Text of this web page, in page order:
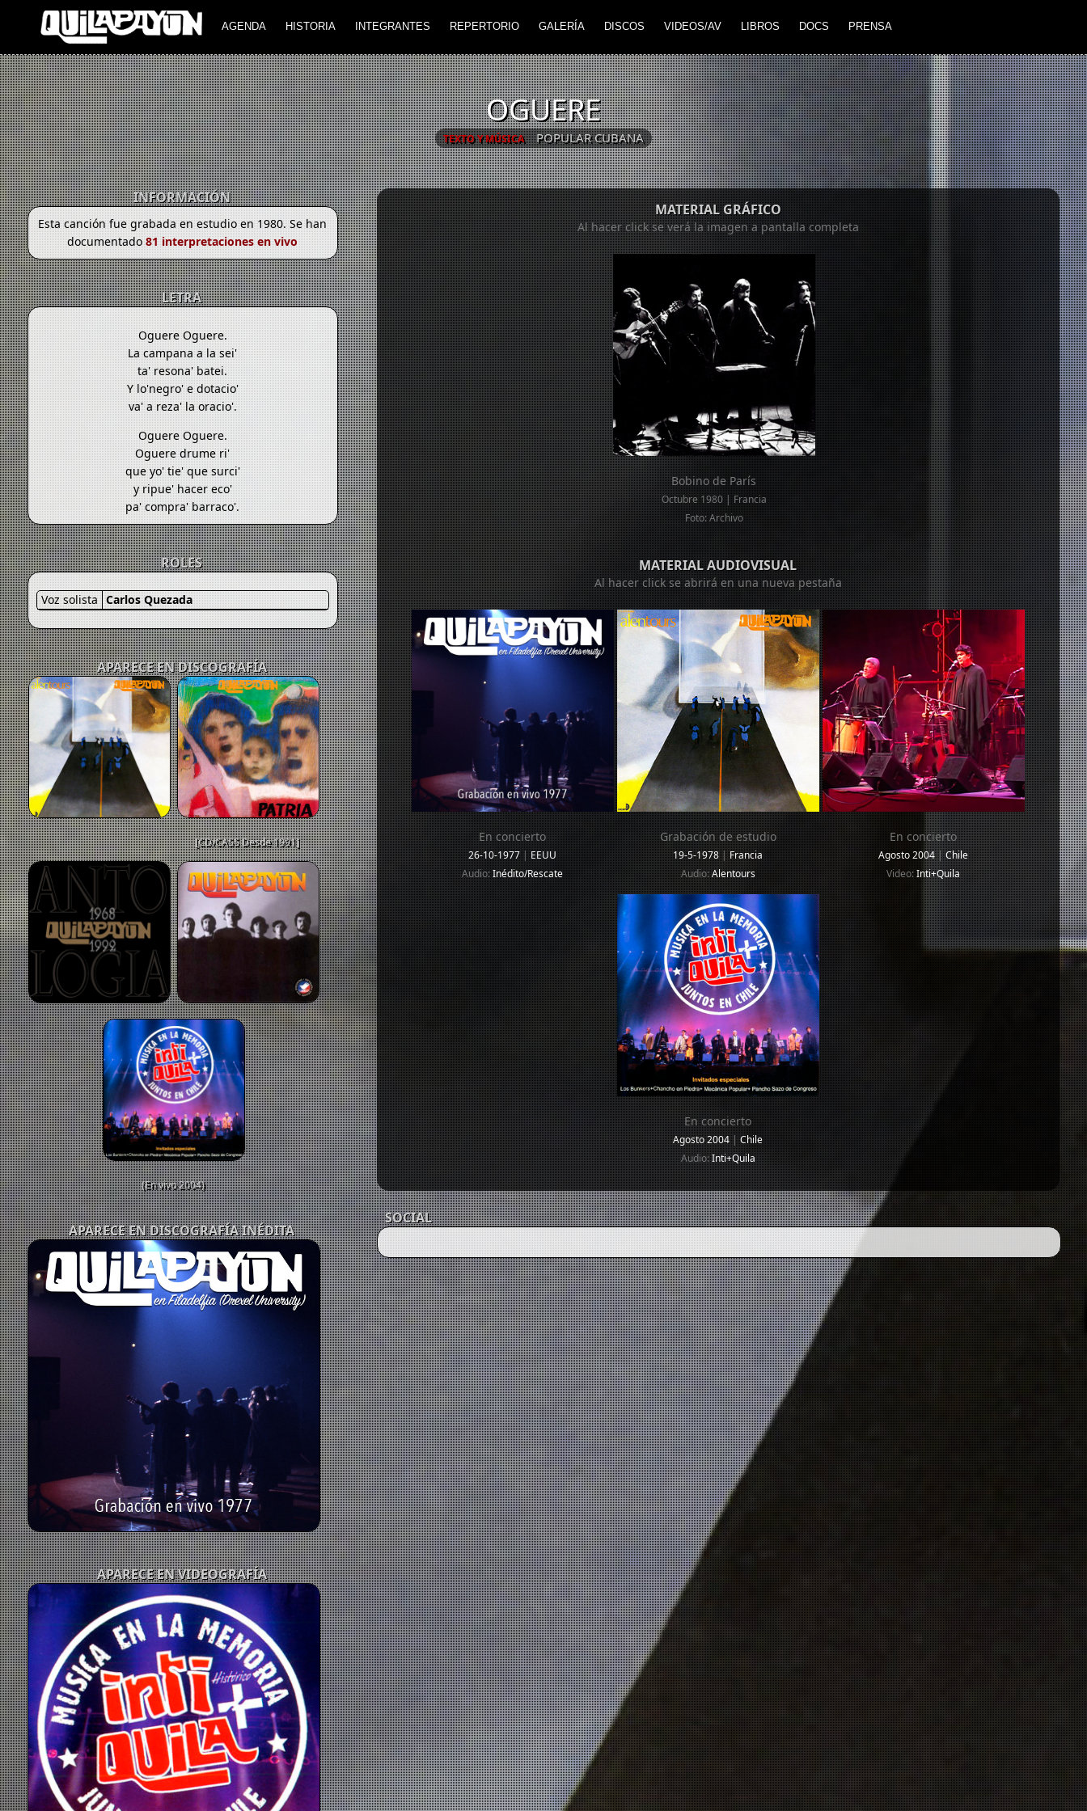
AGENDA HISTORIA INTEGRANTES REPERTORIO GALERÍA DISCOS VIDEOS/AV LIBROS DOCS PRENSA
OGUERE
TEXTO Y MÚSICA POPULAR CUBANA
INFORMACIÓN
Esta canción fue grabada en estudio en 1980. Se han
documentado81 interpretaciones en vivo
LETRA
Oguere Oguere.
La campana a la sei'
ta' resona' batei.
Y lo'negro' e dotacio'
va' a reza' la oracio'.
Oguere Oguere.
Oguere drume ri'
que yo' tie' que surci'
y ripue' hacer eco'
pa' compra' barraco'.
ROLES
Voz solista Carlos Quezada
APARECE EN DISCOGRAFÍA
[CD/CASS Desde 1991]
(En vivo 2004)
APARECE EN DISCOGRAFÍA INÉDITA
APARECE EN VIDEOGRAFÍA
MATERIAL GRÁFICO
Al hacer click se verá la imagen a pantalla completa
Bobino de París
Octubre 1980 | Francia
Foto: Archivo
MATERIAL AUDIOVISUAL
Al hacer click se abrirá en una nueva pestaña
En concierto
26-10-1977|EEUU
Audio:Inédito/Rescate
Grabación de estudio
19-5-1978|Francia
Audio:Alentours
En concierto
Agosto 2004|Chile
Video:Inti+Quila
En concierto
Agosto 2004|Chile
Audio:Inti+Quila
SOCIAL